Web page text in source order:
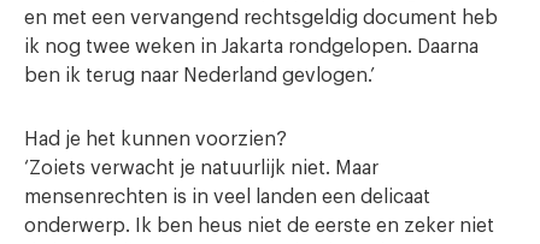
en met een vervangend rechtsgeldig document heb
ik nog twee weken in Jakarta rondgelopen. Daarna
ben ik terug naar Nederland gevlogen.’
Had je het kunnen voorzien?
‘Zoiets verwacht je natuurlijk niet. Maar
mensenrechten is in veel landen een delicaat
onderwerp. Ik ben heus niet de eerste en zeker niet